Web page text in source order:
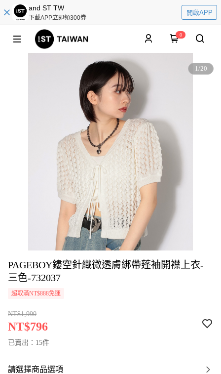
and ST TW
下載APP立即領300券
開啟APP
0
1/20
PAGEBOY鏤空針織微透膚綁帶蓬袖開襟上衣-
三色-732037
超取滿NT$888免運
NT$1,990
NT$796
已賣出：15件
請選擇商品選項